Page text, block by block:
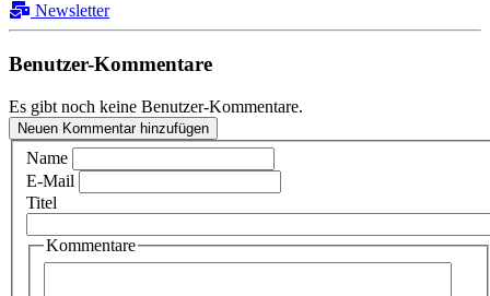
Newsletter
Benutzer-Kommentare
Es gibt noch keine Benutzer-Kommentare.
Neuen Kommentar hinzufügen
Name
E-Mail
Titel
Kommentare